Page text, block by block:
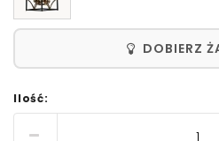
DOBIERZ
Ilość: